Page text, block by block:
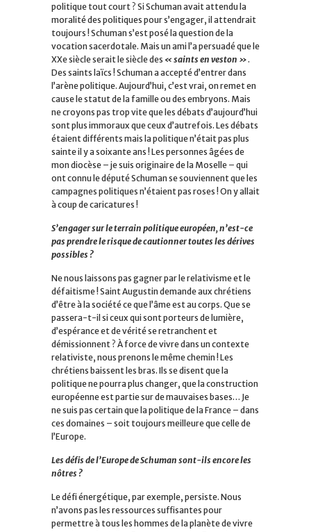
politique tout court ? Si Schuman avait attendu la
moralité des politiques pour s’engager, il attendrait
toujours ! Schuman s’est posé la question de la
vocation sacerdotale. Mais un ami l’a persuadé que le
XXe siècle serait le siècle des « saints en veston ».
Des saints laïcs ! Schuman a accepté d’entrer dans
l’arène politique. Aujourd’hui, c’est vrai, on remet en
cause le statut de la famille ou des embryons. Mais
ne croyons pas trop vite que les débats d’aujourd’hui
sont plus immoraux que ceux d’autrefois. Les débats
étaient différents mais la politique n’était pas plus
sainte il y a soixante ans ! Les personnes âgées de
mon diocèse – je suis originaire de la Moselle – qui
ont connu le député Schuman se souviennent que les
campagnes politiques n’étaient pas roses ! On y allait
à coup de caricatures !
S’engager sur le terrain politique européen, n’est-ce
pas prendre le risque de cautionner toutes les dérives
possibles ?
Ne nous laissons pas gagner par le relativisme et le
défaitisme ! Saint Augustin demande aux chrétiens
d’être à la société ce que l’âme est au corps. Que se
passera-t-il si ceux qui sont porteurs de lumière,
d’espérance et de vérité se retranchent et
démissionnent ? À force de vivre dans un contexte
relativiste, nous prenons le même chemin ! Les
chrétiens baissent les bras. Ils se disent que la
politique ne pourra plus changer, que la construction
européenne est partie sur de mauvaises bases… Je
ne suis pas certain que la politique de la France – dans
ces domaines – soit toujours meilleure que celle de
l’Europe.
Les défis de l’Europe de Schuman sont-ils encore les
nôtres ?
Le défi énergétique, par exemple, persiste. Nous
n’avons pas les ressources suffisantes pour
permettre à tous les hommes de la planète de vivre